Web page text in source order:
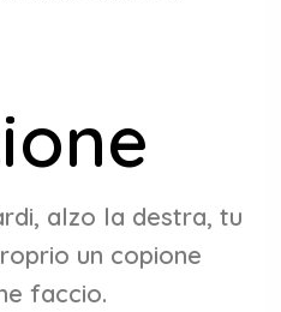
alzo la destra, tu
un copione
faccio.